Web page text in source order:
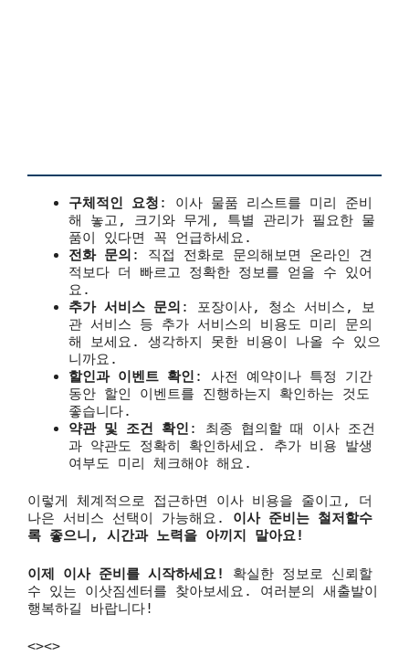
구체적인 요청 : 이사 물품 리스트를 미리 준비
해 놓고, 크기와 무게, 특별 관리가 필요한 물
품이 있다면 꼭 언급하세요.
전화 문의 : 직접 전화로 문의해보면 온라인 견
적보다 더 빠르고 정확한 정보를 얻을 수 있어
요.
추가 서비스 문의 : 포장이사, 청소 서비스, 보
관 서비스 등 추가 서비스의 비용도 미리 문의
해 보세요. 생각하지 못한 비용이 나올 수 있으
니까요.
할인과 이벤트 확인 : 사전 예약이나 특정 기간
동안 할인 이벤트를 진행하는지 확인하는 것도
좋습니다.
약관 및 조건 확인 : 최종 협의할 때 이사 조건
과 약관도 정확히 확인하세요. 추가 비용 발생
여부도 미리 체크해야 해요.
이렇게 체계적으로 접근하면 이사 비용을 줄이고, 더
나은 서비스 선택이 가능해요. 이사 준비는 철저할수
록 좋으니, 시간과 노력을 아끼지 말아요!
이제 이사 준비를 시작하세요!
확실한 정보로 신뢰할
수 있는 이삿짐센터를 찾아보세요. 여러분의 새출발이
행복하길 바랍니다!
<><>